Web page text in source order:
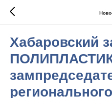
Хабаровский
ПОЛИПЛАСТИК
регионального